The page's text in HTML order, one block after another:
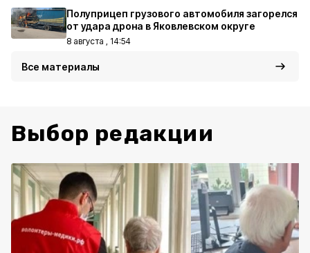
Полуприцеп грузового автомобиля загорелся
от удара дрона в Яковлевском округе
8 августа , 14:54
Все материалы
Выбор редакции